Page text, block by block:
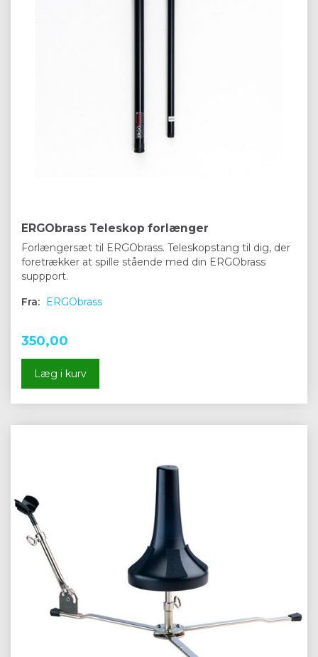
ERGObrass Teleskop forlænger
Forlængersæt til ERGObrass. Teleskopstang til dig, der
foretrækker at spille stående med din ERGObrass
suppport.
Fra: ERGObrass
350,00
Læg i kurv